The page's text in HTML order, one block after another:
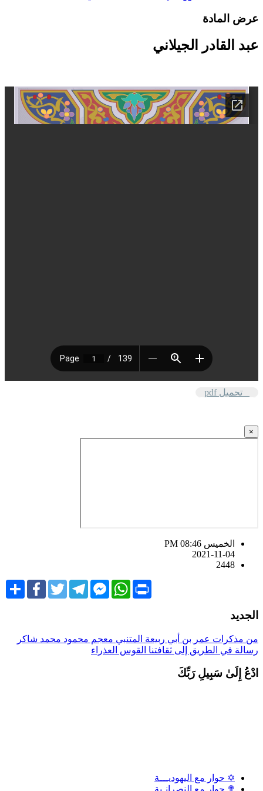
المادة
القادر الجيلاني
تحميل pdf
الخميس PM 08:46
2021-11-04
2448
ShareFacebookTwitterTelegramFacebook
Messenger
WhatsApp Print
مذكرات عمر بن أبي ربيعةالمتنبي معجم محمود محمد شاكر
في الطريق إلى ثقافتناالقوس العذراء
إِلَىٰ سَبِيلِ رَبِّكَ
✡ حوار مع اليهوديـــة